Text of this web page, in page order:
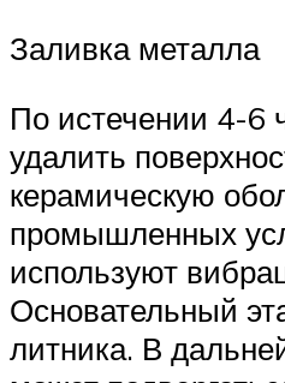
Заливка металла
По истечении 4-6
удалить
керамическую
промышленных
используют
Основательный
литника. В